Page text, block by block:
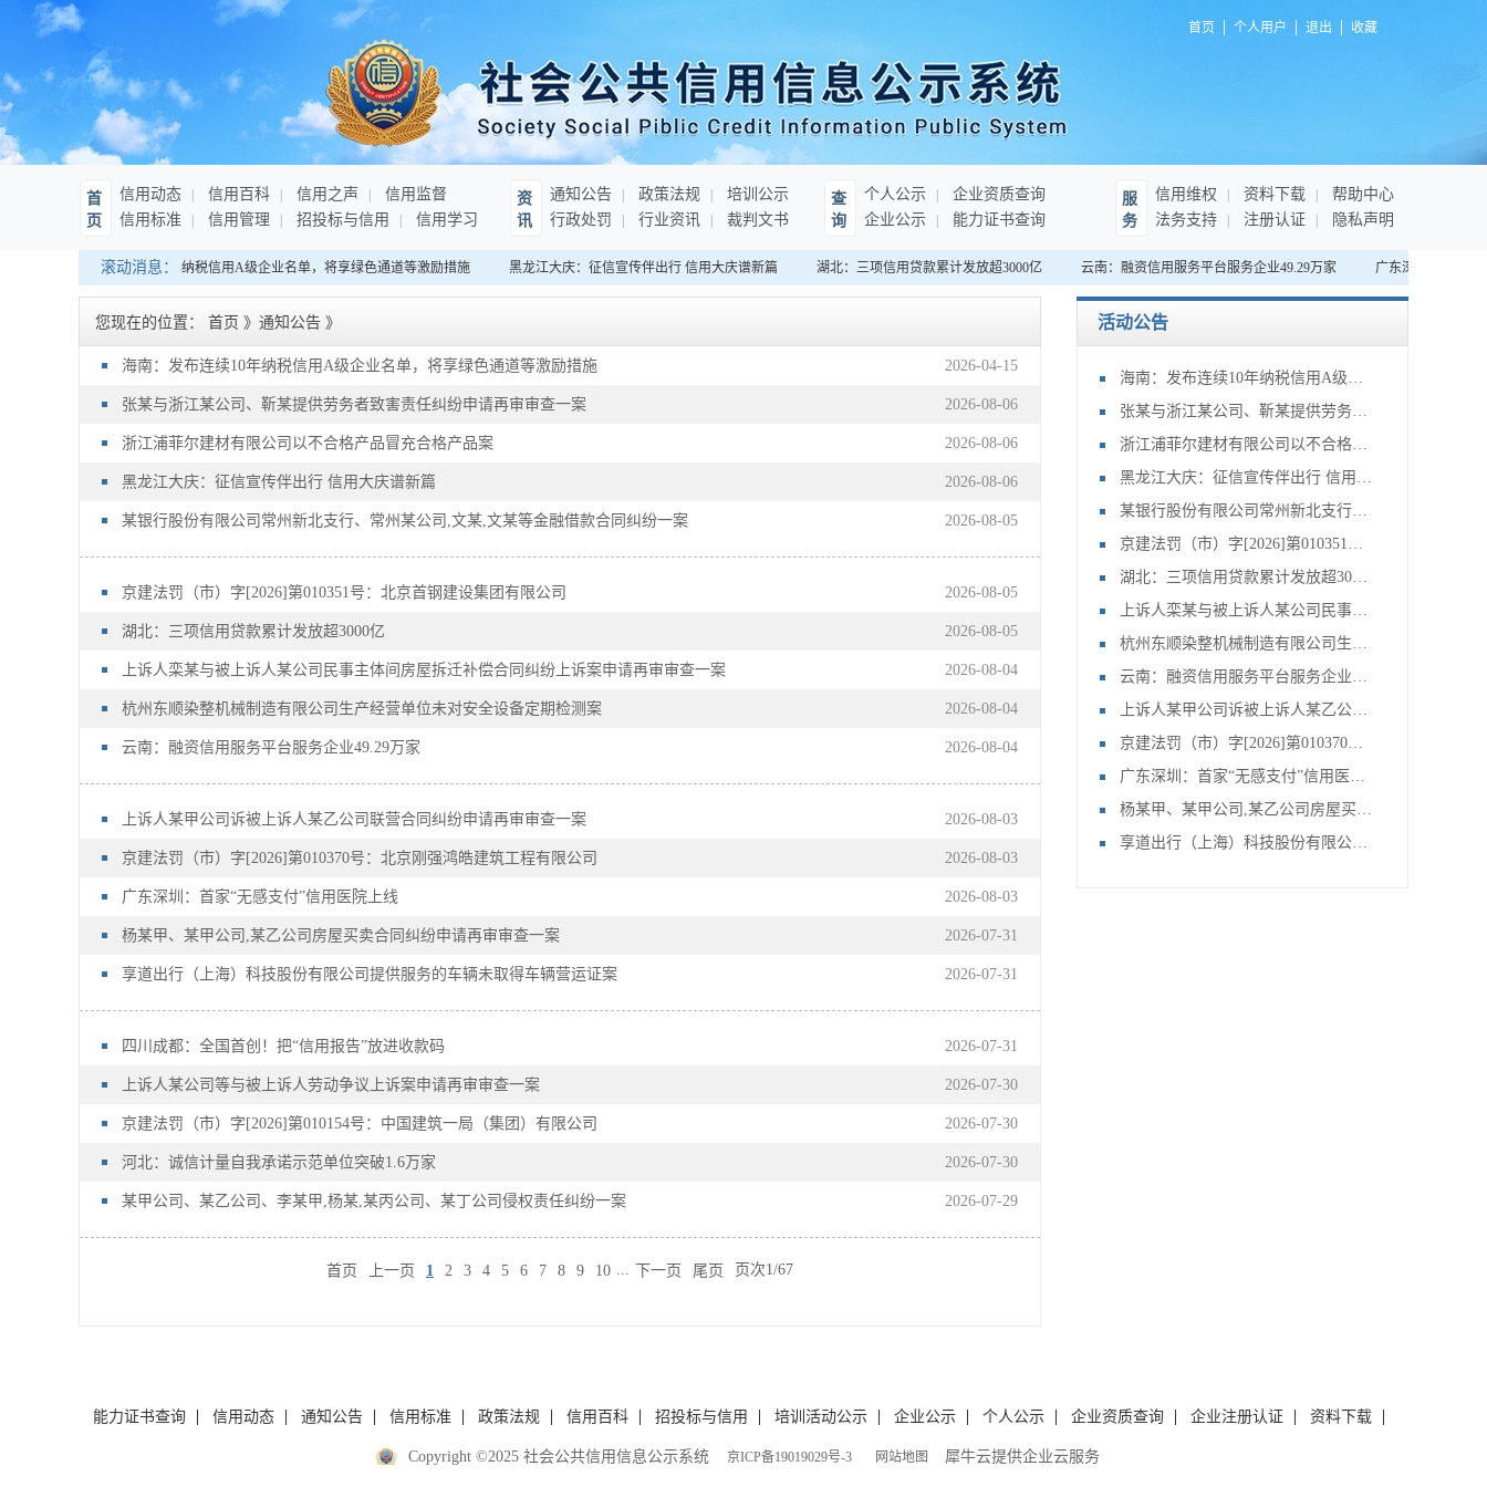
首页 个人用户 退出 收藏
首
页
信用动态 信用百科 信用之声
信用监督
信用标准
信用管理 招投标与信用 信用学习
资
讯
通知公告 政策法规
培训公示
行政处罚
行业资讯 裁判文书
查
询
个人公示
企业资质查询
企业公示
能力证书查询
服
务
信用维权 资料下载
帮助中心
法务支持
注册认证 隐私声明
滚动消息：
海南：发布连续10年纳税信用A级企业名单，将享绿色通道等激励措施 黑龙江大庆：征信宣传伴出行 信用大庆谱新篇 湖北：三项信用贷款累计发放超3000亿 云南：融资信用服务平台服务企业49.29万家 广东深圳：首家“
活动公告
海南：发布连续10年纳税信用A级企业名单，将享绿色通道等激励措施
张某与浙江某公司、靳某提供劳务者致害责任纠纷申请再审审查一案
浙江浦菲尔建材有限公司以不合格产品冒充合格产品案
黑龙江大庆：征信宣传伴出行 信用大庆谱新篇
某银行股份有限公司常州新北支行、常州某公司,文某,文某等金融借款合同纠纷一案
京建法罚（市）字[2026]第010351号：北京首钢建设集团有限公司
湖北：三项信用贷款累计发放超3000亿
上诉人栾某与被上诉人某公司民事主体间房屋拆迁补偿合同纠纷上诉案申请再审审查一案
杭州东顺染整机械制造有限公司生产经营单位未对安全设备定期检测案
云南：融资信用服务平台服务企业49.29万家
上诉人某甲公司诉被上诉人某乙公司联营合同纠纷申请再审审查一案
京建法罚（市）字[2026]第010370号：北京刚强鸿皓建筑工程有限公司
广东深圳：首家“无感支付”信用医院上线
杨某甲、某甲公司,某乙公司房屋买卖合同纠纷申请再审审查一案
享道出行（上海）科技股份有限公司提供服务的车辆未取得车辆营运证案
您现在的位置： 首页 》 通知公告 》
海南：发布连续10年纳税信用A级企业名单，将享绿色通道等激励措施 2026-04-15
张某与浙江某公司、靳某提供劳务者致害责任纠纷申请再审审查一案 2026-08-06
浙江浦菲尔建材有限公司以不合格产品冒充合格产品案 2026-08-06
黑龙江大庆：征信宣传伴出行 信用大庆谱新篇 2026-08-06
某银行股份有限公司常州新北支行、常州某公司,文某,文某等金融借款合同纠纷一案 2026-08-05
京建法罚（市）字[2026]第010351号：北京首钢建设集团有限公司 2026-08-05
湖北：三项信用贷款累计发放超3000亿 2026-08-05
上诉人栾某与被上诉人某公司民事主体间房屋拆迁补偿合同纠纷上诉案申请再审审查一案 2026-08-04
杭州东顺染整机械制造有限公司生产经营单位未对安全设备定期检测案 2026-08-04
云南：融资信用服务平台服务企业49.29万家 2026-08-04
上诉人某甲公司诉被上诉人某乙公司联营合同纠纷申请再审审查一案 2026-08-03
京建法罚（市）字[2026]第010370号：北京刚强鸿皓建筑工程有限公司 2026-08-03
广东深圳：首家“无感支付”信用医院上线 2026-08-03
杨某甲、某甲公司,某乙公司房屋买卖合同纠纷申请再审审查一案 2026-07-31
享道出行（上海）科技股份有限公司提供服务的车辆未取得车辆营运证案 2026-07-31
四川成都：全国首创！把“信用报告”放进收款码 2026-07-31
上诉人某公司等与被上诉人劳动争议上诉案申请再审审查一案 2026-07-30
京建法罚（市）字[2026]第010154号：中国建筑一局（集团）有限公司 2026-07-30
河北：诚信计量自我承诺示范单位突破1.6万家 2026-07-30
某甲公司、某乙公司、李某甲,杨某,某丙公司、某丁公司侵权责任纠纷一案 2026-07-29
首页 上一页 1 2 3 4 5 6 7 8 9 10 ... 下一页 尾页 页次1/67
能力证书查询 信用动态 通知公告 信用标准 政策法规 信用百科 招投标与信用 培训活动公示 企业公示 个人公示 企业资质查询 企业注册认证 资料下载
Copyright ©2025 社会公共信用信息公示系统 京ICP备19019029号-3 网站地图 犀牛云提供企业云服务